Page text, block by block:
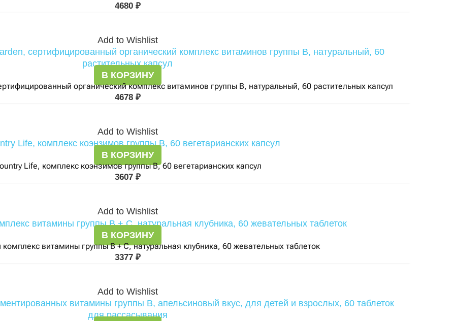
4680 ₽
Add to Wishlist
В КОРЗИНУ
органический комплекс витаминов группы В, натуральный, 60 растительных капсул
4678 ₽
Add to Wishlist
В КОРЗИНУ
Life, комплекс коэнзимов группы B, 60 вегетарианских капсул
3607 ₽
Add to Wishlist
В КОРЗИНУ
витамины группы B + C, натуральная клубника, 60 жевательных таблеток
3377 ₽
Add to Wishlist